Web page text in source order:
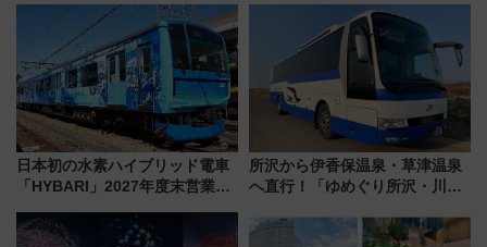
日本初の水素ハイブリッド電車
「HYBARI」2027年度末営業運
で水素利活用が加速
所沢から伊香保温泉・草津温泉
へ直行！「ゆめぐり所沢・川越
軽に 運行ダイヤ・運賃を解説